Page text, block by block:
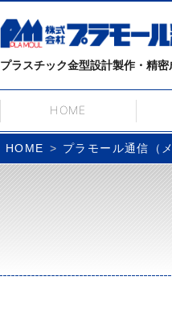
プラスチック金型設計製作・精
HOME
HOME プラモール通信（